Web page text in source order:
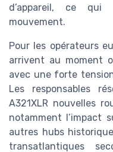
d’appareil, ce
mouvement.
Pour les opérateurs
arrivent au moment
avec une forte
Les responsables
A321XLR nouvelles
notamment l’impact
autres hubs
transatlantiques